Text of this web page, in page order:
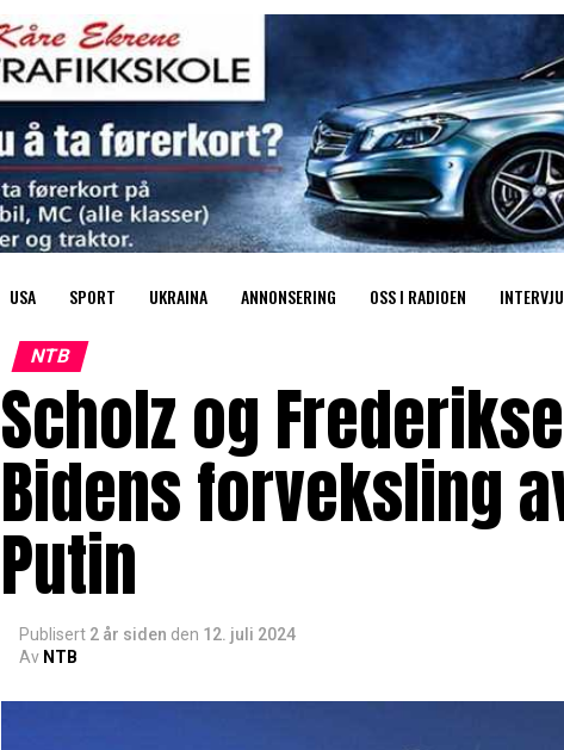
USA SPORT UKRAINA ANNONSERING OSS I RADIOEN INTERVJU
NTB
Scholz og
Bidens forveksling
Putin
Publisert 2 år siden den 12. juli 2024
Av NTB